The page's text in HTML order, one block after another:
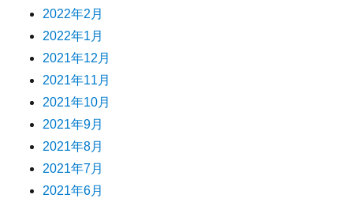
2022年2月
2022年1月
2021年12月
2021年11月
2021年10月
2021年9月
2021年8月
2021年7月
2021年6月